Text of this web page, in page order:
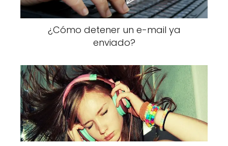
¿Cómo detener un e-mail ya
enviado?